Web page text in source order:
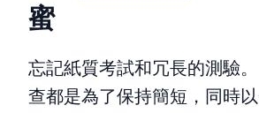
蜜
忘記紙質考試和冗長的測驗
查都是為了保持簡短，同時